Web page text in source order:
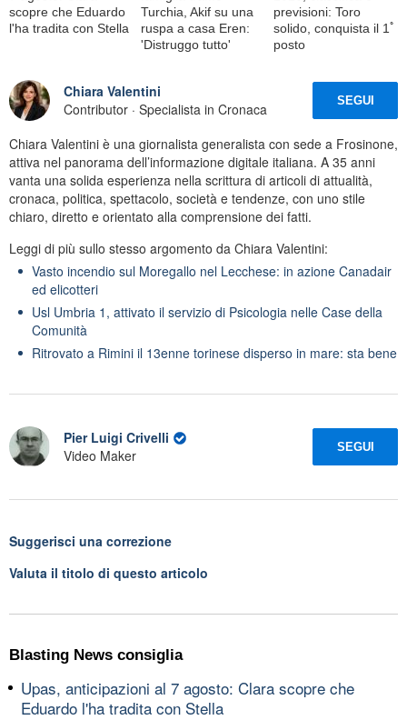
scopre che Eduardo
l'ha tradita con Stella
Turchia, Akif su una
ruspa a casa Eren:
'Distruggo tutto'
previsioni: Toro
solido, conquista il 1ﾟ
posto
Chiara Valentini
Contributor · Specialista in Cronaca
SEGUI
Chiara Valentini è una giornalista generalista con sede a Frosinone,
attiva nel panorama dell’informazione digitale italiana. A 35 anni
vanta una solida esperienza nella scrittura di articoli di attualità,
cronaca, politica, spettacolo, società e tendenze, con uno stile
chiaro, diretto e orientato alla comprensione dei fatti.
Leggi di più sullo stesso argomento da Chiara Valentini:
Vasto incendio sul Moregallo nel Lecchese: in azione Canadair
ed elicotteri
Usl Umbria 1, attivato il servizio di Psicologia nelle Case della
Comunità
Ritrovato a Rimini il 13enne torinese disperso in mare: sta bene
Pier Luigi Crivelli
Video Maker
SEGUI
Suggerisci una correzione
Valuta il titolo di questo articolo
Blasting News consiglia
Upas, anticipazioni al 7 agosto: Clara scopre che
Eduardo l'ha tradita con Stella